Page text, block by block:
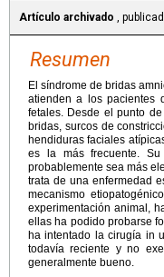
Artículo archivado ,
Resumen
El síndrome de bridas
atienden a los pacientes
fetales. Desde el punto
bridas, surcos de
hendiduras faciales
es la más frecuente.
probablemente sea más
trata de una enfermedad
mecanismo
experimentación animal,
ellas ha podido probarse
ha intentado la cirugía in
todavía reciente y no
generalmente bueno.